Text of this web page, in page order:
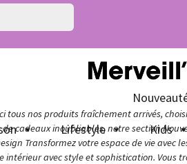
tous nos produits fraîchement arrivés,
cadeaux inoubliables, notre section
Transformez votre espace de vie
avec style et sophistication.
Lifestyle Kids